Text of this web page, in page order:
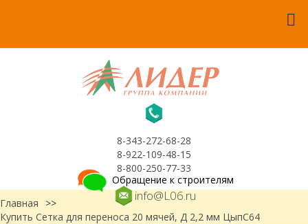
8-343-272-68-28
8-922-109-48-15
8-800-250-77-33
info@L06.ru
Обращение к строителям
Главная
>>
Купить Сетка для переноса 20 мячей, Д 2,2 мм ЦыпС64